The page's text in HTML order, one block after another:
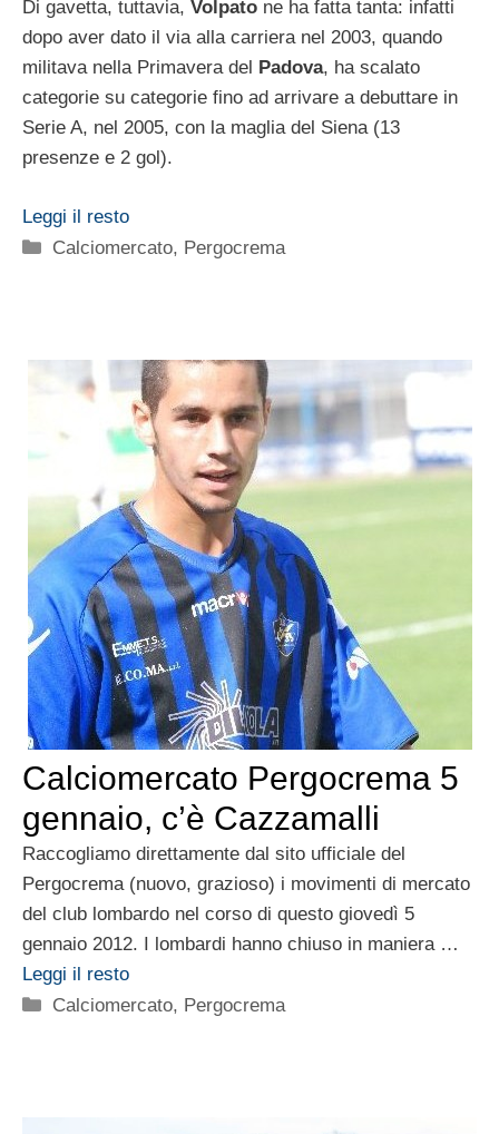
Di gavetta, tuttavia, Volpato ne ha fatta tanta: infatti
dopo aver dato il via alla carriera nel 2003, quando
militava nella Primavera del
Padova, ha scalato
categorie su categorie fino ad arrivare a debuttare in
Serie A, nel 2005, con la maglia del Siena (13
presenze e 2 gol).
Leggi il resto
Categorie
Calciomercato, Pergocrema
Calciomercato Pergocrema 5
gennaio, c’è Cazzamalli
Raccogliamo direttamente dal sito ufficiale del
Pergocrema (nuovo, grazioso) i movimenti di mercato
del club lombardo nel corso di questo giovedì 5
gennaio 2012. I lombardi hanno chiuso in maniera …
Leggi il resto
Categorie
Calciomercato, Pergocrema